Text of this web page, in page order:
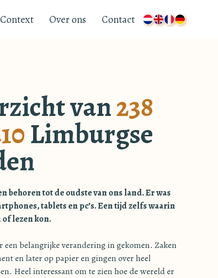
Context Over ons Contact
van238
Limburgse
behoren tot de oudste van ons land. Er was
tablets en pc’s. Een tijd zelfs waarin
lezen kon.
een belangrijke verandering in gekomen. Zaken
en later op papier en gingen over heel
Heel interessant om te zien hoe de wereld er